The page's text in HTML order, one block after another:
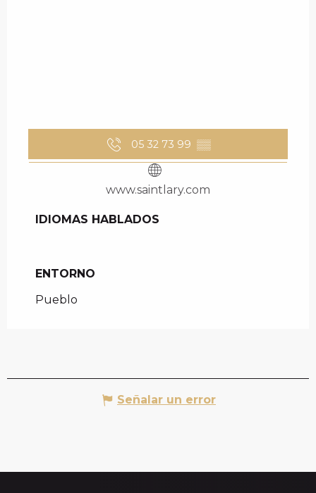
05 32 73 99 ▒▒
www.saintlary.com
IDIOMAS HABLADOS
IDIOMAS HABLADOS
ENTORNO
ENTORNO
Pueblo
Señalar un error